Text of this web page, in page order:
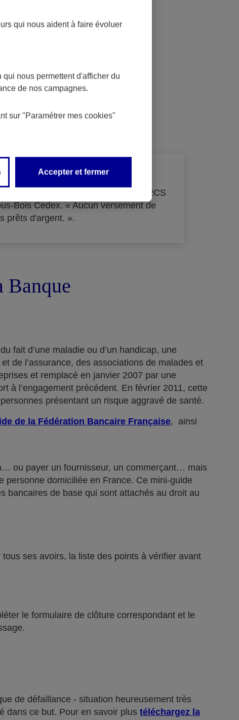
de 33 855 000 € - immatriculée au RCS
Bois Cedex. « Aucun versement de
prêts d'argent. ».
Banque
fait d’une maladie ou d’un handicap, une
de l’assurance, des associations de malades et
et remplacé en janvier 2007 par une
à l’engagement précédent. En février 2011, cette
présentant un risque aggravé de santé.
de la Fédération Bancaire Française, ainsi
ou payer un fournisseur, un commerçant… mais
personne domiciliée en France. Ce mini-guide
bancaires de base qui sont attachés au droit au
ses avoirs, la liste des points à vérifier avant
le formulaire de clôture correspondant et le
de défaillance - situation heureusement très
dans ce but. Pour en savoir plus téléchargez la
qui nous aident à faire évoluer
nous permettent d'afficher du
de nos campagnes.
sur "Paramétrer mes cookies"
Accepter et fermer